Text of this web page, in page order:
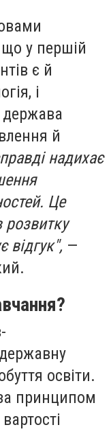
у першій
є й
і
й
надихає
Це
відгук", —
освіти.
принципом